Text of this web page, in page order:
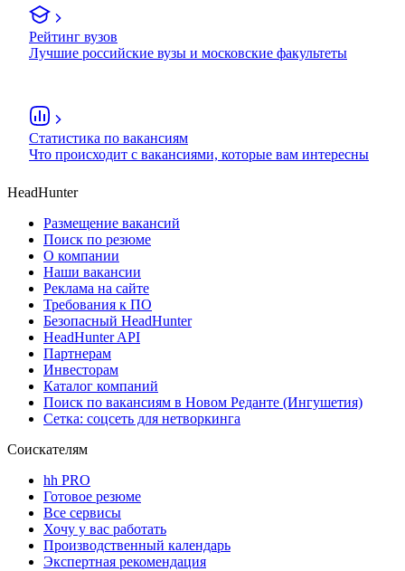
Рейтинг вузов
Лучшие российские вузы и московские факультеты
Статистика по вакансиям
Что происходит с вакансиями, которые вам интересны
HeadHunter
Размещение вакансий
Поиск по резюме
О компании
Наши вакансии
Реклама на сайте
Требования к ПО
Безопасный HeadHunter
HeadHunter API
Партнерам
Инвесторам
Каталог компаний
Поиск по вакансиям в Новом Реданте (Ингушетия)
Сетка: соцсеть для нетворкинга
Соискателям
hh PRO
Готовое резюме
Все сервисы
Хочу у вас работать
Производственный календарь
Экспертная рекомендация